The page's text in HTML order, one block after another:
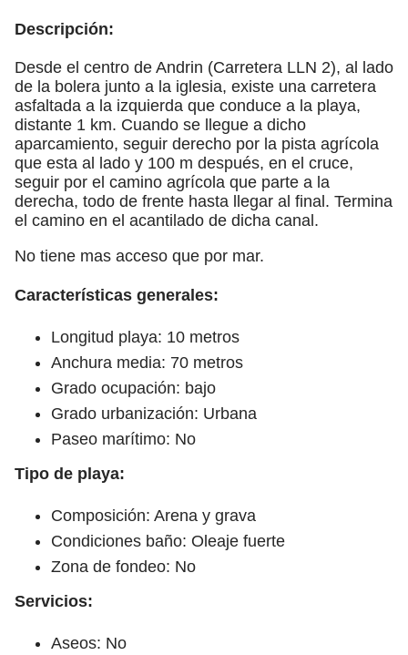
Descripción:
Desde el centro de Andrin (Carretera LLN 2), al lado
de la bolera junto a la iglesia, existe una carretera
asfaltada a la izquierda que conduce a la playa,
distante 1 km. Cuando se llegue a dicho
aparcamiento, seguir derecho por la pista agrícola
que esta al lado y 100 m después, en el cruce,
seguir por el camino agrícola que parte a la
derecha, todo de frente hasta llegar al final. Termina
el camino en el acantilado de dicha canal.
No tiene mas acceso que por mar.
Características generales:
Longitud playa: 10 metros
Anchura media: 70 metros
Grado ocupación: bajo
Grado urbanización: Urbana
Paseo marítimo: No
Tipo de playa:
Composición: Arena y grava
Condiciones baño: Oleaje fuerte
Zona de fondeo: No
Servicios:
Aseos: No